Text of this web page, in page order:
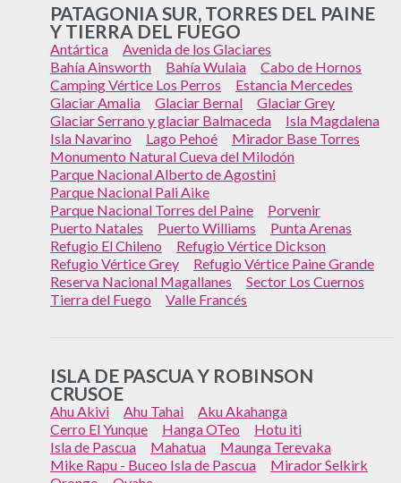
PATAGONIA SUR, TORRES DEL PAINE
Y TIERRA DEL FUEGO
Antártica
Avenida de los Glaciares
Bahía Ainsworth
Bahía Wulaia
Cabo de Hornos
Camping Vértice Los Perros
Estancia Mercedes
Glaciar Amalia
Glaciar Bernal
Glaciar Grey
Glaciar Serrano y glaciar Balmaceda
Isla Magdalena
Isla Navarino
Lago Pehoé
Mirador Base Torres
Monumento Natural Cueva del Milodón
Parque Nacional Alberto de Agostini
Parque Nacional Pali Aike
Parque Nacional Torres del Paine
Porvenir
Puerto Natales
Puerto Williams
Punta Arenas
Refugio El Chileno
Refugio Vértice Dickson
Refugio Vértice Grey
Refugio Vértice Paine Grande
Reserva Nacional Magallanes
Sector Los Cuernos
Tierra del Fuego
Valle Francés
ISLA DE PASCUA Y ROBINSON
CRUSOE
Ahu Akivi Ahu Tahai
Aku Akahanga
Cerro El Yunque
Hanga OTeo
Hotu iti
Isla de Pascua
Mahatua
Maunga Terevaka
Mike Rapu - Buceo Isla de Pascua
Mirador Selkirk